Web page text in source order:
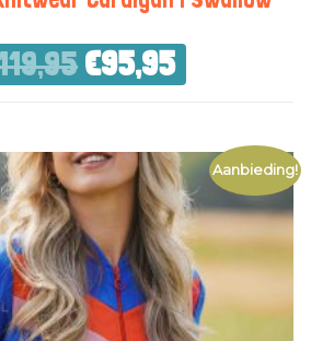
€95,95
Aanbieding!